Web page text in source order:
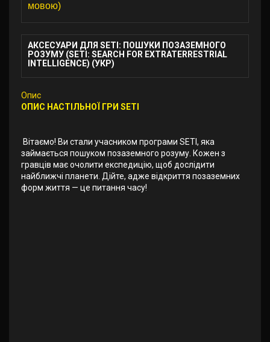
мовою)
АКСЕСУАРИ ДЛЯ SETI: ПОШУКИ ПОЗАЗЕМНОГО
РОЗУМУ (SETI: SEARCH FOR EXTRATERRESTRIAL
INTELLIGENCE) (УКР)
Опис
ОПИС НАСТІЛЬНОЇ ГРИ SETI
Вітаємо! Ви стали учасником програми SETI, яка
займається пошуком позаземного розуму. Кожен з
гравців має очолити експедицію, щоб дослідити
найближчі планети. Дійте, адже відкриття позаземних
форм життя — це питання часу!